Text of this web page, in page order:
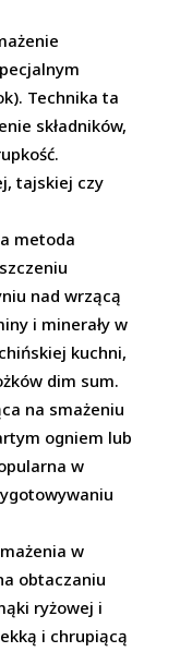
Technika ta
składników,
tajskiej czy
metoda
nad wrzącą
i minerały w
kuchni,
dim sum.
na smażeniu
ogniem lub
w
w
obtaczaniu
ryżowej i
i chrupiącą